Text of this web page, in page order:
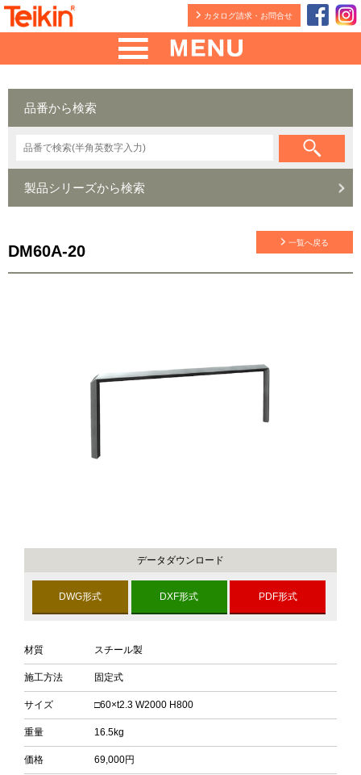
カタログ請求・お問合せ
品番から検索
製品シリーズから検索
DM60A-20 一覧へ戻る
データダウンロード
DWG形式 DXF形式 PDF形式
材質 スチール製
施工方法 固定式
サイズ □60×t2.3 W2000 H800
重量 16.5kg
価格 69,000円